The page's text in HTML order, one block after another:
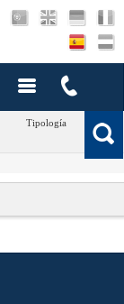
Tipología Área